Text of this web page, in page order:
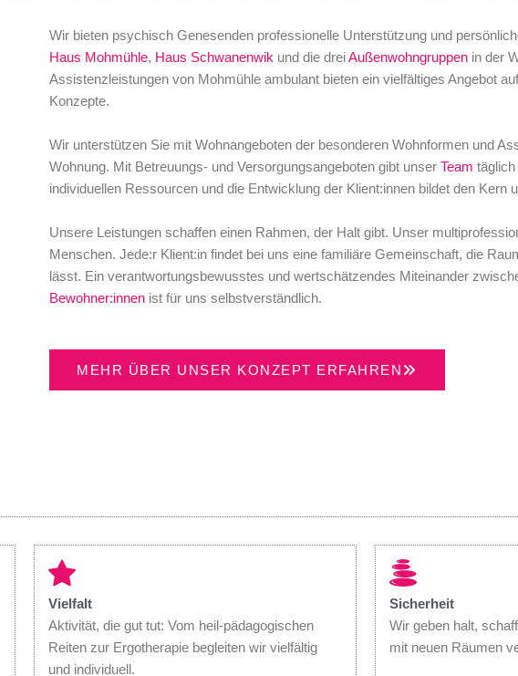
Wir bieten psychisch Genesenden professionelle Unterstützung und
Haus Mohmühle, Haus Schwanenwik und die dreiAußenwohngruppen in der
Assistenzleistungen von Mohmühle ambulant bieten ein vielfältiges Angebot
Konzepte.
Wir unterstützen Sie mit Wohnangeboten der besonderen Wohnformen und
Wohnung. Mit Betreuungs- und Versorgungsangeboten gibt unser Team
individuellen Ressourcen und die Entwicklung der Klient:innen bildet den Kern
Unsere Leistungen schaffen einen Rahmen, der Halt gibt. Unser
Menschen. Jede:r Klient:in findet bei uns eine familiäre Gemeinschaft, die
lässt. Ein verantwortungsbewusstes und wertschätzendes Miteinander
Bewohner:innen ist für uns selbstverständlich.
MEHR ÜBER UNSER KONZEPT ERFAHREN
Vielfalt
Aktivität, die gut tut: Vom heil-pädagogischen
Reiten zur Ergotherapie begleiten wir vielfältig
und individuell.
Sicherheit
Wir geben halt,
mit neuen Räumen